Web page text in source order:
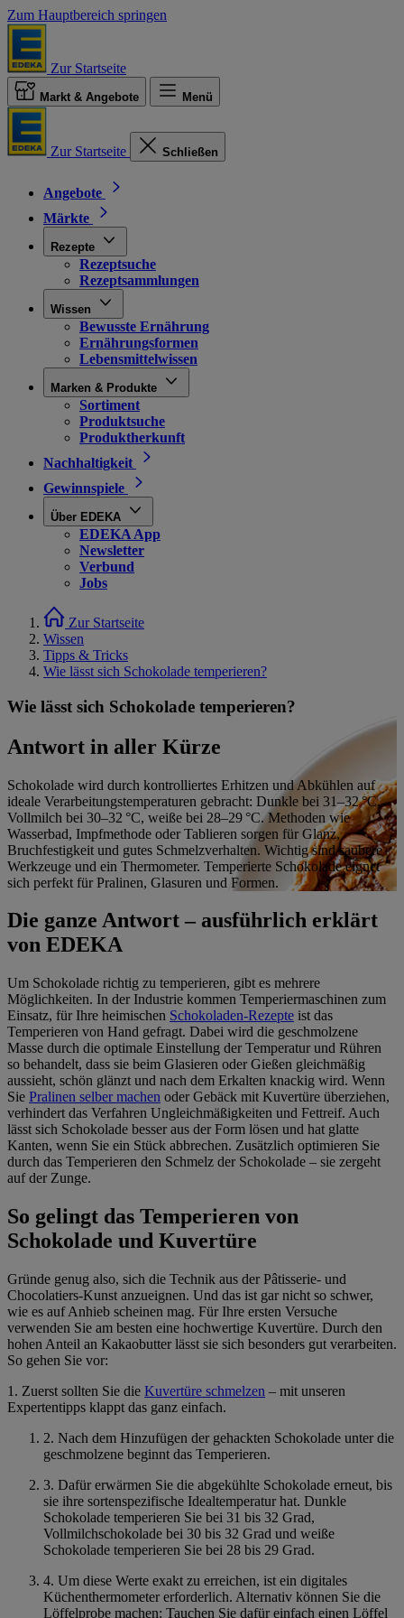
Zum Hauptbereich springen
Zur Startseite
Markt & Angebote Menü
Zur Startseite Schließen
Angebote
Märkte
Rezepte
Rezeptsuche
Rezeptsammlungen
Wissen
Bewusste Ernährung
Ernährungsformen
Lebensmittelwissen
Marken & Produkte
Sortiment
Produktsuche
Produktherkunft
Nachhaltigkeit
Gewinnspiele
Über EDEKA
EDEKA App
Newsletter
Verbund
Jobs
Zur Startseite
Wissen
Tipps & Tricks
Wie lässt sich Schokolade temperieren?
Wie lässt sich Schokolade temperieren?
Antwort in aller Kürze
Schokolade wird durch kontrolliertes Erhitzen und Abkühlen auf
ideale Verarbeitungstemperaturen gebracht: Dunkle bei 31–32 °C,
Vollmilch bei 30–32 °C, weiße bei 28–29 °C. Methoden wie
Wasserbad, Impfmethode oder Tablieren sorgen für Glanz,
Bruchfestigkeit und gutes Schmelzverhalten. Wichtig sind saubere
Werkzeuge und ein Thermometer. Temperierte Schokolade eignet
sich perfekt für Pralinen, Glasuren und Formen.
Die ganze Antwort – ausführlich erklärt
von EDEKA
Um Schokolade richtig zu temperieren, gibt es mehrere
Möglichkeiten. In der Industrie kommen Temperiermaschinen zum
Einsatz, für Ihre heimischen Schokoladen-Rezepte ist das
Temperieren von Hand gefragt. Dabei wird die geschmolzene
Masse durch die optimale Einstellung der Temperatur und Rühren
so behandelt, dass sie beim Glasieren oder Gießen gleichmäßig
aussieht, schön glänzt und nach dem Erkalten knackig wird. Wenn
Sie Pralinen selber machen oder Gebäck mit Kuvertüre überziehen,
verhindert das Verfahren Ungleichmäßigkeiten und Fettreif. Auch
lässt sich Schokolade besser aus der Form lösen und hat glatte
Kanten, wenn Sie ein Stück abbrechen. Zusätzlich optimieren Sie
durch das Temperieren den Schmelz der Schokolade – sie zergeht
auf der Zunge.
So gelingt das Temperieren von
Schokolade und Kuvertüre
Gründe genug also, sich die Technik aus der Pâtisserie- und
Chocolatiers-Kunst anzueignen. Und das ist gar nicht so schwer,
wie es auf Anhieb scheinen mag. Für Ihre ersten Versuche
verwenden Sie am besten eine hochwertige Kuvertüre. Durch den
hohen Anteil an Kakaobutter lässt sie sich besonders gut verarbeiten.
So gehen Sie vor:
1. Zuerst sollten Sie die Kuvertüre schmelzen – mit unseren
Expertentipps klappt das ganz einfach.
2. Nach dem Hinzufügen der gehackten Schokolade unter die
geschmolzene beginnt das Temperieren.
3. Dafür erwärmen Sie die abgekühlte Schokolade erneut, bis
sie ihre sortenspezifische Idealtemperatur hat. Dunkle
Schokolade temperieren Sie bei 31 bis 32 Grad,
Vollmilchschokolade bei 30 bis 32 Grad und weiße
Schokolade temperieren Sie bei 28 bis 29 Grad.
4. Um diese Werte exakt zu erreichen, ist ein digitales
Küchenthermometer erforderlich. Alternativ können Sie die
Löffelprobe machen: Tauchen Sie dafür einfach einen Löffel